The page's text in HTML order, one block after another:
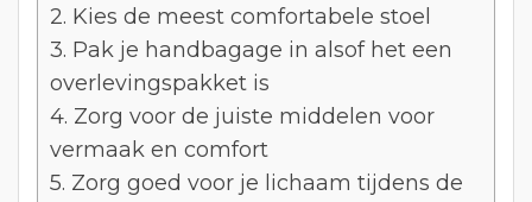
2. Kies de meest comfortabele stoel
3. Pak je handbagage in alsof het een
overlevingspakket is
4. Zorg voor de juiste middelen voor
vermaak en comfort
5. Zorg goed voor je lichaam tijdens de